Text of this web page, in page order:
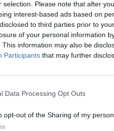
selection. Please note that after
interest-based ads based on
to third parties prior to
of your personal information
This information may also be
Participants that may further
Data Processing Opt Outs
opt-out of the Sharing of my
συνδυασμό με τη βαθιά
περαιτέρω ενίσχυση της
Nexi για τη μετάβαση σε μια
λύσεις πληρωμών για τους
στην Ελλάδα.